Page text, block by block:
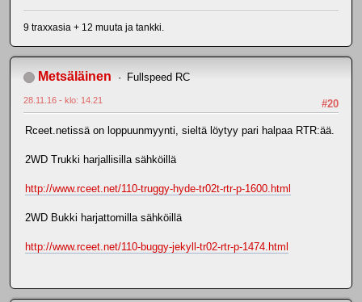
9 traxxasia + 12 muuta ja tankki.
Metsäläinen Fullspeed RC
#20
28.11.16 - klo: 14.21
Rceet.netissä on loppuunmyynti, sieltä löytyy pari halpaa RTR:ää.
2WD Trukki harjallisilla sähköillä
http://www.rceet.net/110-truggy-hyde-tr02t-rtr-p-1600.html
2WD Bukki harjattomilla sähköillä
http://www.rceet.net/110-buggy-jekyll-tr02-rtr-p-1474.html